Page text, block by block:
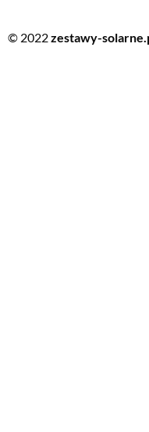
© 2022zestawy-